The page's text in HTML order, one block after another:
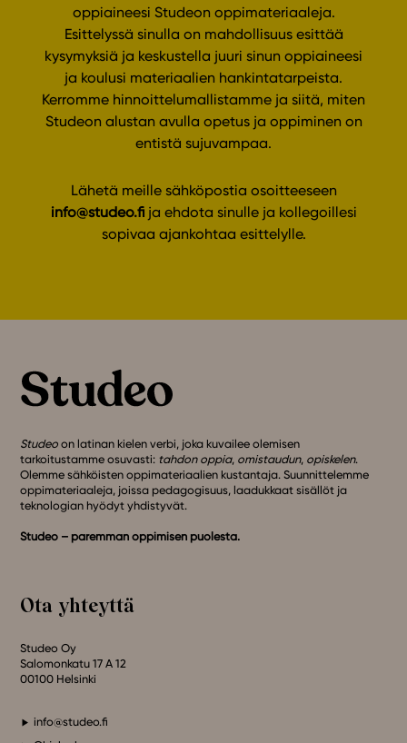
oppiaineesi Studeon oppimateriaaleja.
Esittelyssä sinulla on mahdollisuus esittää
kysymyksiä ja keskustella juuri sinun oppiaineesi
ja koulusi materiaalien hankintatarpeista.
Kerromme hinnoittelumallistamme ja siitä, miten
Studeon alustan avulla opetus ja oppiminen on
entistä sujuvampaa.
Lähetä meille sähköpostia osoitteeseen
info@studeo.fija ehdota sinulle ja kollegoillesi
sopivaa ajankohtaa esittelylle.
Studeo on latinan kielen verbi, joka kuvailee olemisen
tarkoitustamme osuvasti: tahdon oppia, omistaudun, opiskelen.
Olemme sähköisten oppimateriaalien kustantaja. Suunnittelemme
oppimateriaaleja, joissa pedagogisuus, laadukkaat sisällöt ja
teknologian hyödyt yhdistyvät.
Studeo – paremman oppimisen puolesta.
Ota yhteyttä
Studeo Oy
Salomonkatu 17 A 12
00100 Helsinki
info@studeo.fi